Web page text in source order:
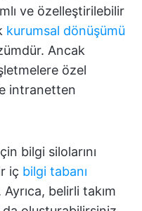
ve özelleştirilebilir
kurumsal dönüşümü
Ancak
özel
intranetten
bilgi silolarını
iç bilgi tabanı
belirli takım